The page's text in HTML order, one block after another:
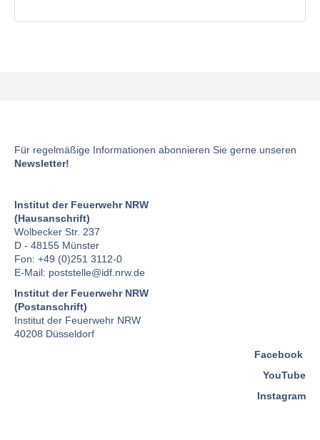
Für regelmäßige Informationen abonnieren Sie gerne unseren
Newsletter!
Institut der Feuerwehr NRW
(Hausanschrift)
Wolbecker Str. 237
D - 48155 Münster
Fon: +49 (0)251 3112-0
E-Mail: poststelle@idf.nrw.de
Institut der Feuerwehr NRW
(Postanschrift)
Institut der Feuerwehr NRW
40208 Düsseldorf
Facebook
YouTube
Instagram